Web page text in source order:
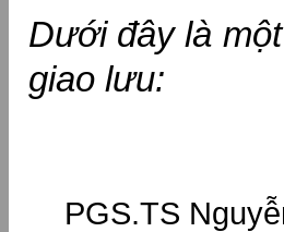
Dưới đây là
giao lưu:
PGS.TS